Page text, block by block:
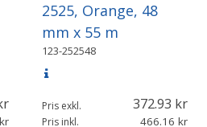
2525, Orange, 48
mm x 55 m
123-252548
Pris exkl. 372.93
Pris inkl. 466.16